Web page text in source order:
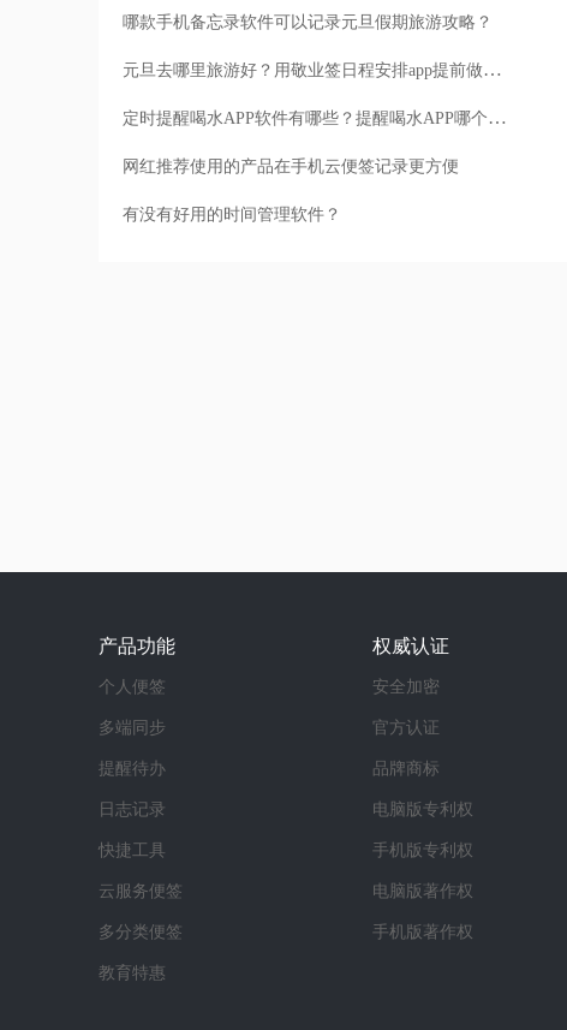
哪款手机备忘录软件可以记录元旦假期旅游攻略？
元旦去哪里旅游好？用敬业签日程安排app提前做好旅行攻略
定时提醒喝水APP软件有哪些？提醒喝水APP哪个好？
网红推荐使用的产品在手机云便签记录更方便
有没有好用的时间管理软件？
产品功能
个人便签
多端同步
提醒待办
日志记录
快捷工具
云服务便签
多分类便签
教育特惠
权威认证
安全加密
官方认证
品牌商标
电脑版专利权
手机版专利权
电脑版著作权
手机版著作权